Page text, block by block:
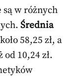
są w różnych
Średnia
58,25 zł, a
10,24 zł.